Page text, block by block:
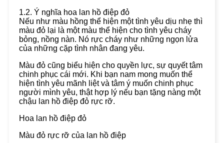
1.2. Ý nghĩa hoa lan hồ điệp đỏ
Nếu như màu hồng thể hiện một tình yêu dịu nhẹ thì
màu đỏ lại là một màu thể hiện cho tình yêu cháy
bỏng, nồng nàn. Nó rực cháy như những ngọn lửa
của những cặp tình nhân đang yêu.
Màu đỏ cũng biểu hiện cho quyền lực, sự quyết tâm
chinh phục cái mới. Khi bạn nam mong muốn thể
hiện tình yêu mãnh liệt và tâm ý muốn chinh phục
người mình yêu, thật hợp lý nếu bạn tặng nàng một
chậu lan hồ điệp đỏ rực rỡ.
Hoa lan hồ điệp đỏ
Màu đỏ rực rỡ của lan hồ điệp